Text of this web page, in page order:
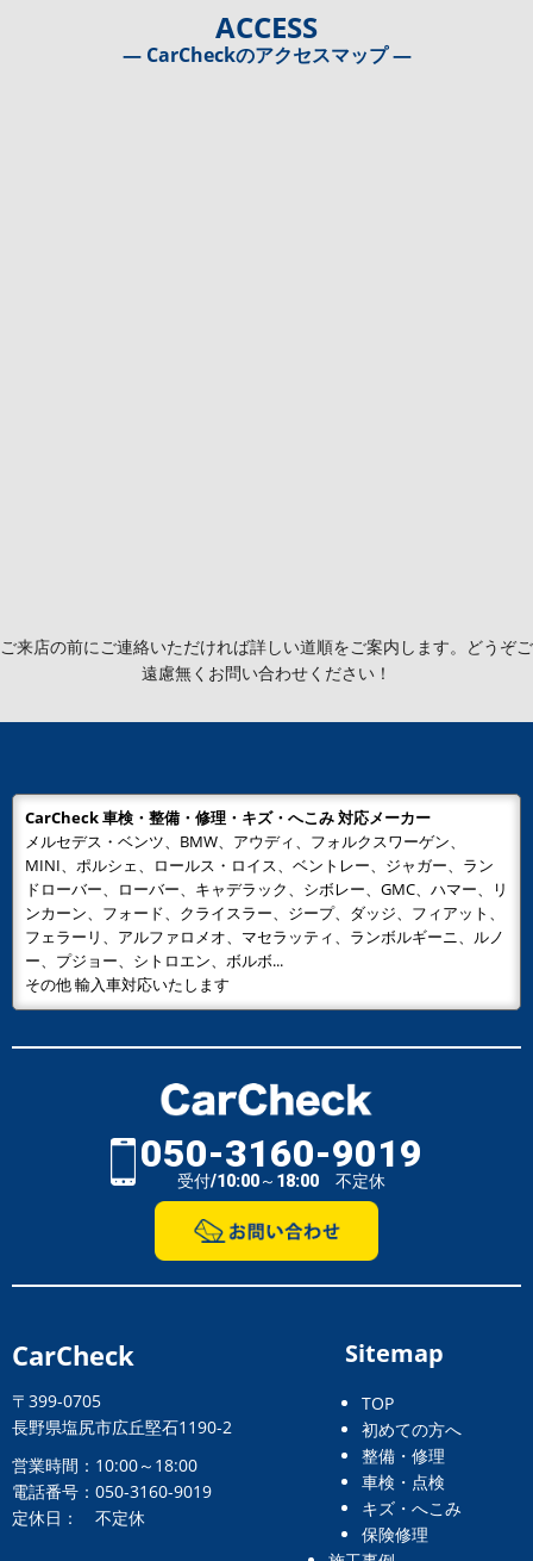
ACCESS
― CarCheckのアクセスマップ ―
ご来店の前にご連絡いただければ詳しい道順をご案内します。どうぞご
遠慮無くお問い合わせください！
CarCheck 車検・整備・修理・キズ・へこみ 対応メーカー
メルセデス・ベンツ、BMW、アウディ、フォルクスワーゲン、
MINI、ポルシェ、ロールス・ロイス、ベントレー、ジャガー、ラン
ドローバー、ローバー、キャデラック、シボレー、GMC、ハマー、リ
ンカーン、フォード、クライスラー、ジープ、ダッジ、フィアット、
フェラーリ、アルファロメオ、マセラッティ、ランボルギーニ、ルノ
ー、プジョー、シトロエン、ボルボ...
その他 輸入車対応いたします
050-3160-9019
受付/10:00～18:00 不定休
CarCheck
〒399-0705
長野県塩尻市広丘堅石1190-2
営業時間：10:00～18:00
電話番号：050-3160-9019
定休日： 不定休
Sitemap
TOP
初めての方へ
整備・修理
車検・点検
キズ・へこみ
保険修理